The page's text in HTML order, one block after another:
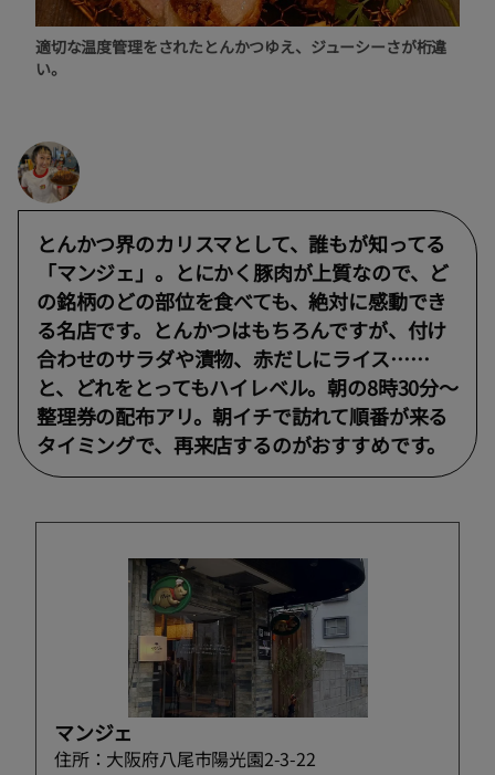
適切な温度管理をされたとんかつゆえ、ジューシーさが桁違
い。
とんかつ界のカリスマとして、誰もが知ってる
「マンジェ」。とにかく豚肉が上質なので、ど
の銘柄のどの部位を食べても、絶対に感動でき
る名店です。とんかつはもちろんですが、付け
合わせのサラダや漬物、赤だしにライス……
と、どれをとってもハイレベル。朝の8時30分〜
整理券の配布アリ。朝イチで訪れて順番が来る
タイミングで、再来店するのがおすすめです。
マンジェ
住所：大阪府八尾市陽光園2-3-22